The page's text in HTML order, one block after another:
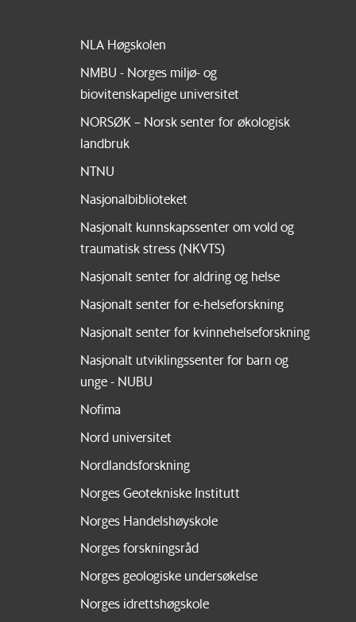
NLA Høgskolen
NMBU - Norges miljø- og
biovitenskapelige universitet
NORSØK – Norsk senter for økologisk
landbruk
NTNU
Nasjonalbiblioteket
Nasjonalt kunnskapssenter om vold og
traumatisk stress (NKVTS)
Nasjonalt senter for aldring og helse
Nasjonalt senter for e-helseforskning
Nasjonalt senter for kvinnehelseforskning
Nasjonalt utviklingssenter for barn og
unge - NUBU
Nofima
Nord universitet
Nordlandsforskning
Norges Geotekniske Institutt
Norges Handelshøyskole
Norges forskningsråd
Norges geologiske undersøkelse
Norges idrettshøgskole